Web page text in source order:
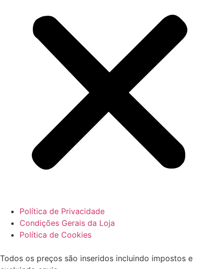
Política de Privacidade
Condições Gerais da Loja
Política de Cookies
Todos os preços são inseridos incluindo impostos e